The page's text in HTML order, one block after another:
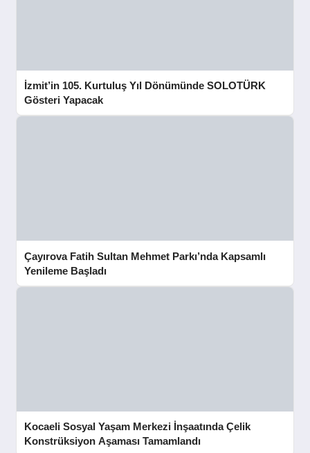
İzmit’in 105. Kurtuluş Yıl Dönümünde SOLOTÜRK
Gösteri Yapacak
Çayırova Fatih Sultan Mehmet Parkı’nda Kapsamlı
Yenileme Başladı
Kocaeli Sosyal Yaşam Merkezi İnşaatında Çelik
Konstrüksiyon Aşaması Tamamlandı